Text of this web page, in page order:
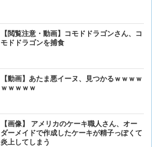
【閲覧注意・動画】コモドドラゴンさん、コ
モドドラゴンを捕食
【動画】あたま悪イーヌ、見つかるｗｗｗｗ
ｗｗｗｗｗ
【画像】 アメリカのケーキ職人さん、オー
ダーメイドで作成したケーキが精子っぽくて
炎上してしまう
【動画】虎さん、飼い慣
を失う
【画像】イッヌさん、アホ
犬って普段何考えてるの？